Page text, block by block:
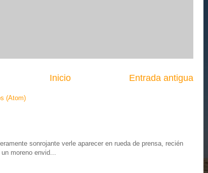
Entrada antigua
Inicio
(Atom)
sonrojante verle aparecer en rueda de prensa, recién
moreno envid...